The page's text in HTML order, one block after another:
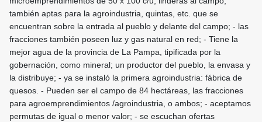
también aptas para la agroindustria, quintas, etc. que se
encuentran sobre la entrada al pueblo y delante del campo; - las
fracciones también poseen luz y gas natural en red; - Tiene la
mejor agua de la provincia de La Pampa, tipificada por la
gobernación, como mineral; un productor del pueblo, la envasa y
la distribuye; - ya se instaló la primera agroindustria: fábrica de
quesos. - Pueden ser el campo de 84 hectáreas, las fracciones
para agroemprendimientos /agroindustria, o ambos; - aceptamos
permutas de igual o menor valor; - se escuchan ofertas